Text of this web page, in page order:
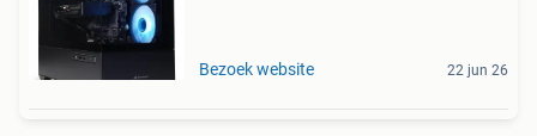
Bezoek website 22 jun 26